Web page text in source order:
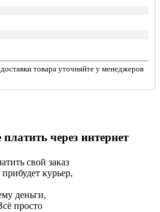
товара уточняйте у менеджеров
через интернет
свой заказ
курьер,
деньги,
просто